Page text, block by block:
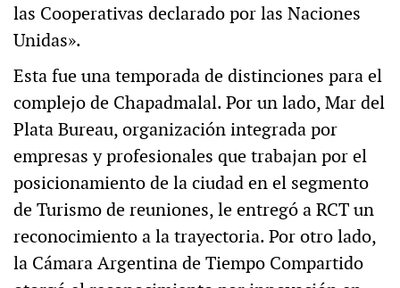
las Cooperativas declarado por las Naciones
Unidas».
Esta fue una temporada de distinciones para el
complejo de Chapadmalal. Por un lado, Mar del
Plata Bureau, organización integrada por
empresas y profesionales que trabajan por el
posicionamiento de la ciudad en el segmento
de Turismo de reuniones, le entregó a RCT un
reconocimiento a la trayectoria. Por otro lado,
la Cámara Argentina de Tiempo Compartido